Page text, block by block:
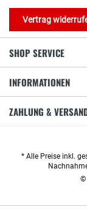
Vertrag
SHOP SERVICE
INFORMATIONEN
ZAHLUNG &
* Alle Preise inkl.
©